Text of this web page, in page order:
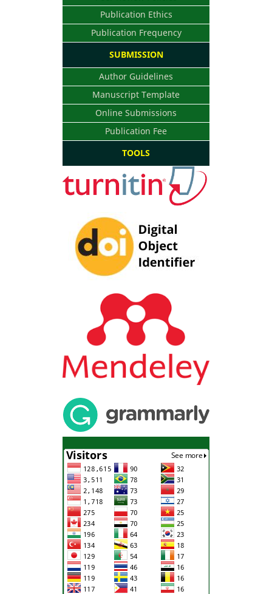
Publication Ethics
Publication Frequency
SUBMISSION
Author Guidelines
Manuscript Template
Online Submissions
Publication Fee
TOOLS